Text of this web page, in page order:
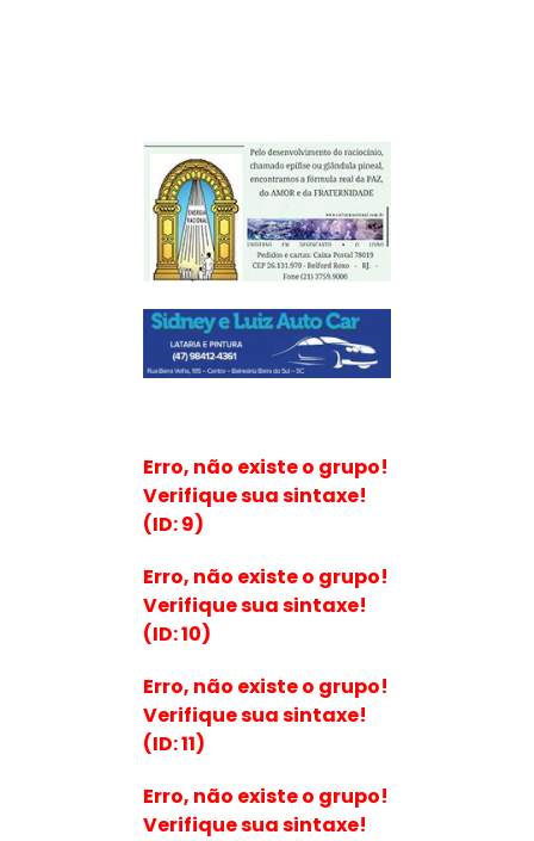
Erro, não existe o grupo!
Verifique sua sintaxe!
(ID: 9)
Erro, não existe o grupo!
Verifique sua sintaxe!
(ID: 10)
Erro, não existe o grupo!
Verifique sua sintaxe!
(ID: 11)
Erro, não existe o grupo!
Verifique sua sintaxe!